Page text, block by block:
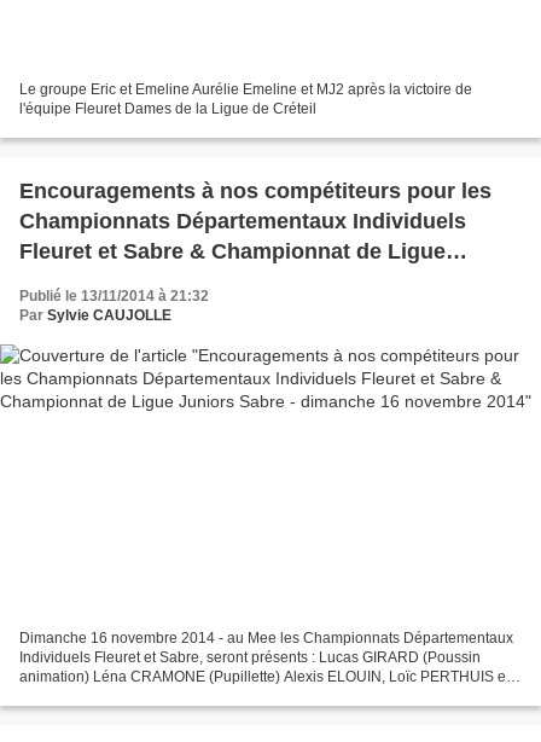
Le groupe Eric et Emeline Aurélie Emeline et MJ2 après la victoire de
l'équipe Fleuret Dames de la Ligue de Créteil
Encouragements à nos compétiteurs pour les
Championnats Départementaux Individuels
Fleuret et Sabre & Championnat de Ligue
Publié le 13/11/2014 à 21:32
Par Sylvie CAUJOLLE
Dimanche 16 novembre 2014 - au Mee les Championnats Départementaux
Individuels Fleuret et Sabre, seront présents : Lucas GIRARD (Poussin
animation) Léna CRAMONE (Pupillette) Alexis ELOUIN, Loïc PERTHUIS et